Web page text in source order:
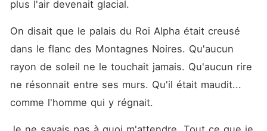
plus l'air devenait glacial.
On disait que le palais du Roi Alpha était creusé
dans le flanc des Montagnes Noires. Qu'aucun
rayon de soleil ne le touchait jamais. Qu'aucun rire
ne résonnait entre ses murs. Qu'il était maudit...
comme l'homme qui y régnait.